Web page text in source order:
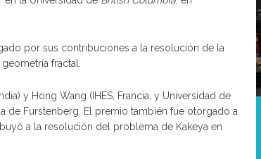
por sus contribuciones a la resolución de la
fractal.
y Hong Wang (IHES, Francia, y Universidad de
de Furstenberg. El premio también fue otorgado a
a la resolución del problema de Kakeya en